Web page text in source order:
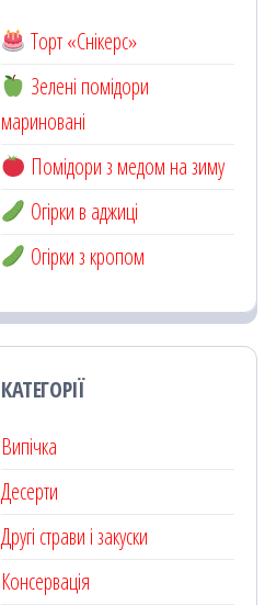
Торт «Снікерс»
Зелені помідори
мариновані
Помідори з медом на зиму
Огірки в аджиці
Огірки з кропом
КАТЕГОРІЇ
Випічка
Десерти
Другі страви і закуски
Консервація